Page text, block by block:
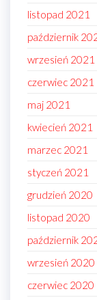
listopad 2021
październik
wrzesień 2021
czerwiec 2021
maj 2021
kwiecień 2021
marzec 2021
styczeń 2021
grudzień 2020
listopad 2020
październik
wrzesień 2020
czerwiec 2020